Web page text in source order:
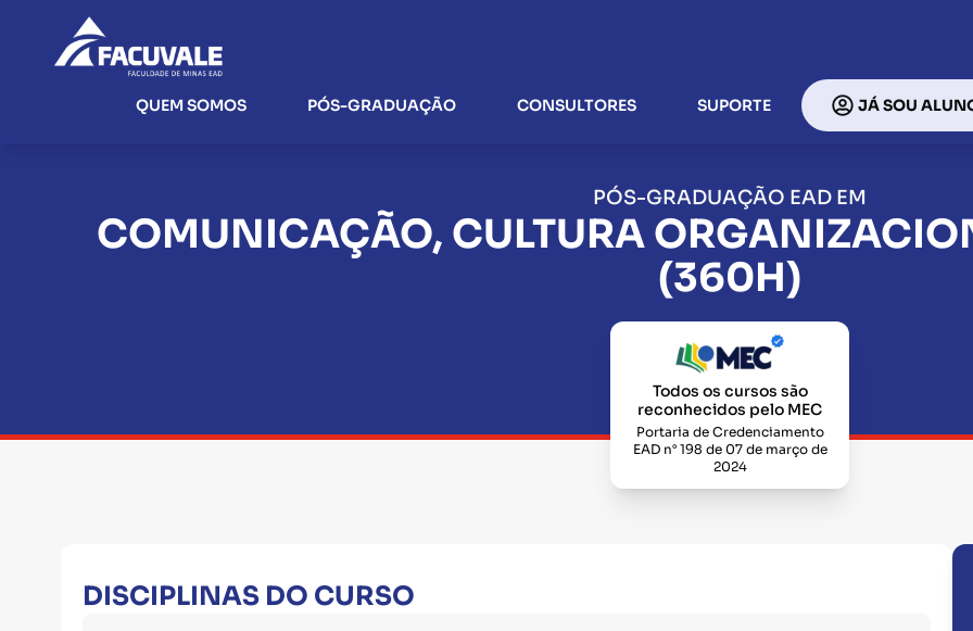
QUEM SOMOS PÓS-GRADUAÇÃO CONSULTORES SUPORTE JÁ SOU
PÓS-GRADUAÇÃO EAD EM
COMUNICAÇÃO, CULTURA
(360H)
Todos os cursos são
reconhecidos pelo MEC
Portaria de Credenciamento
EAD n° 198 de 07 de março de
2024
DISCIPLINAS DO CURSO